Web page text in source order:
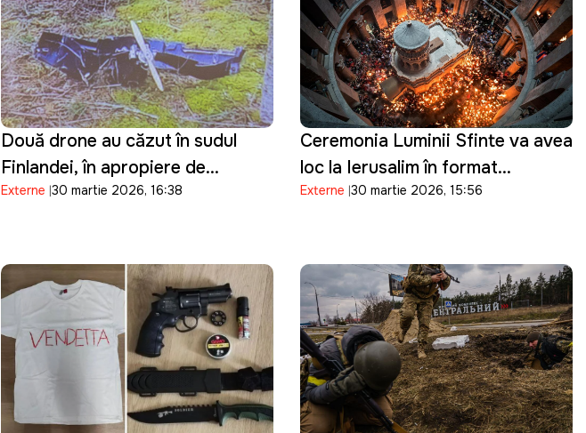
Două drone au căzut în sudul
Finlandei, în apropiere de
frontiera cu Rusia: Kievul
Externe 30 martie 2026, 16:38
Ceremonia Luminii Sfinte va avea
loc la Ierusalim în format
restrâns, pe fondul tensiunilor de
Externe 30 martie 2026, 15:56